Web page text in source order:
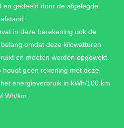
1.100,-
METALLILC
en gedeeld door de afgelegde
afstand.
in deze berekening ook de
omdat deze kilowatturen
en moeten worden opgewekt.
houdt geen rekening met deze
energieverbruik in kWh/100 km
Wh/km.